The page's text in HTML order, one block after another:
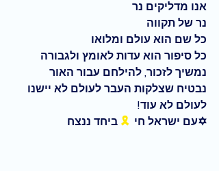
אנו מדליקים נר
נר של תקווה
כל שם הוא עולם ומלואו
כל סיפור הוא עדות לאומץ ולגבורה
נמשיך לזכור, להילחם עבור האור
נבטיח שצלקות העבר לעולם לא יישנו
לעולם לא עוד!
✡️עם ישראל חי 🎗 ביחד ננצח